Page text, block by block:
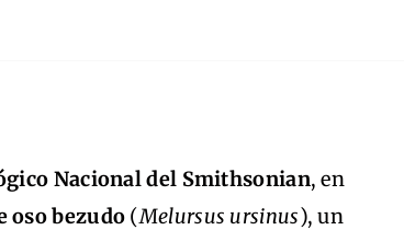
Nacional del Smithsonian, en
oso bezudo (Melursus ursinus), un